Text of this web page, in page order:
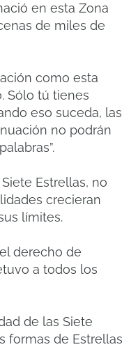
en esta Zona
de miles de
como esta
Sólo tú tienes
eso suceda, las
no podrán
Estrellas, no
crecieran
límites.
derecho de
a todos los
de las Siete
formas de Estrellas